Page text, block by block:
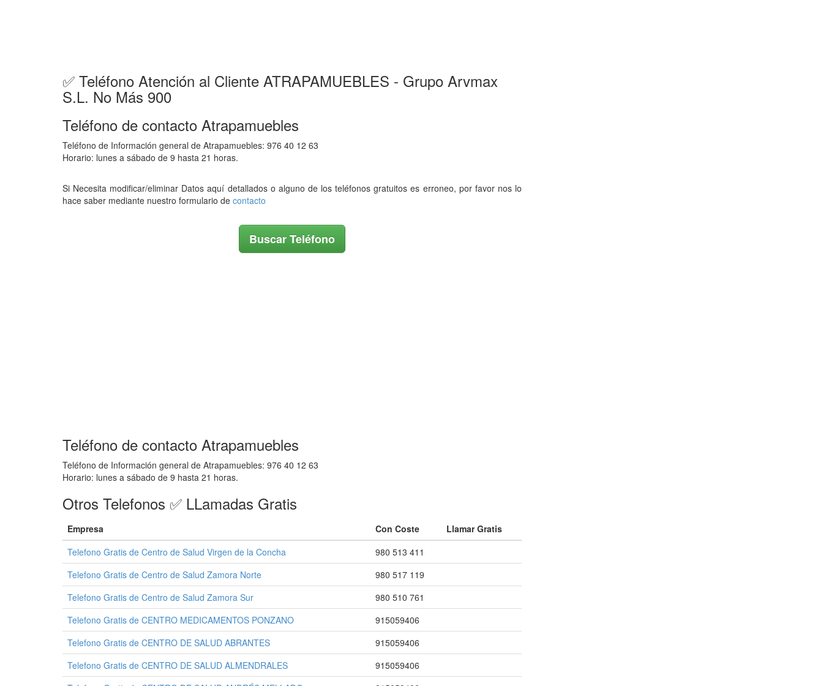
✅ Teléfono Atención al Cliente ATRAPAMUEBLES - Grupo Arvmax
S.L. No Más 900
Teléfono de contacto Atrapamuebles
Teléfono de Información general de Atrapamuebles: 976 40 12 63
Horario: lunes a sábado de 9 hasta 21 horas.
Si Necesita modificar/eliminar Datos aquí detallados o alguno de los teléfonos gratuitos es erroneo, por favor nos lo
hace saber mediante nuestro formulario de contacto
Buscar Teléfono
Teléfono de contacto Atrapamuebles
Teléfono de Información general de Atrapamuebles: 976 40 12 63
Horario: lunes a sábado de 9 hasta 21 horas.
Otros Telefonos ✅ LLamadas Gratis
Empresa Con Coste
Llamar Gratis
Telefono Gratis de Centro de Salud Virgen de la Concha
980 513 411
Telefono Gratis de Centro de Salud Zamora Norte
980 517 119
Telefono Gratis de Centro de Salud Zamora Sur
980 510 761
Telefono Gratis de CENTRO MEDICAMENTOS PONZANO
915059406
Telefono Gratis de CENTRO DE SALUD ABRANTES
915059406
Telefono Gratis de CENTRO DE SALUD ALMENDRALES
915059406